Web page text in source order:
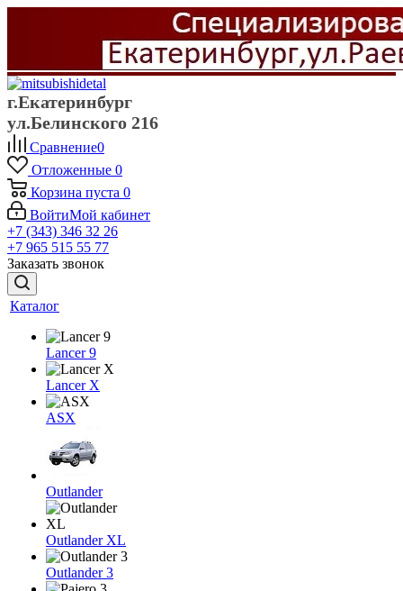
г.Екатеринбург
ул.Белинского 216
Сравнение0
Отложенные 0
Корзина пуста 0
ВойтиМой кабинет
+7 (343) 346 32 26
+7 965 515 55 77
Заказать звонок
Каталог
Lancer 9
Lancer X
ASX
Outlander
Outlander XL
Outlander 3